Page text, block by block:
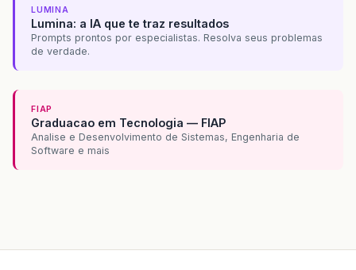
LUMINA
Lumina: a IA que te traz resultados
Prompts prontos por especialistas. Resolva seus problemas
de verdade.
FIAP
Graduacao em Tecnologia — FIAP
Analise e Desenvolvimento de Sistemas, Engenharia de
Software e mais